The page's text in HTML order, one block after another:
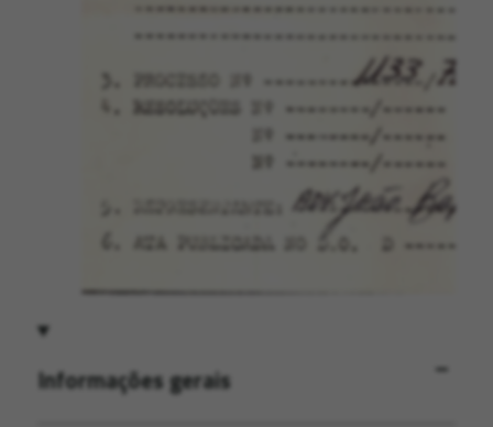
Informações gerais